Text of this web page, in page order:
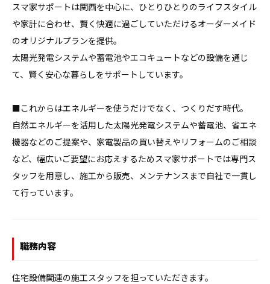
スマ家サポートは関西を中心に、ひとりひとりのライフスタイル
や家計に合わせ、賢く快適に過ごしていただけるオーダーメイド
のオリジナルプランを提供。
太陽光発電システムや蓄電池やエコキュートなどの設備を通じ
て、賢く安心な暮らしをサポートしています。
■これからはエネルギーを使うだけでなく、つくりだす時代。
自然エネルギーを活用した太陽光発電システムや蓄電池、省エネ
機器などのご提案や、家電製品の買い替えやリフォームのご相談
など、幅広いご要望にお応えするためスマ家サポートでは専門ス
タッフを用意し、施工から販売、メンテナンスまで自社で一貫し
て行っています。
職務内容
住宅設備関連の施工スタッフを担っていただきます。